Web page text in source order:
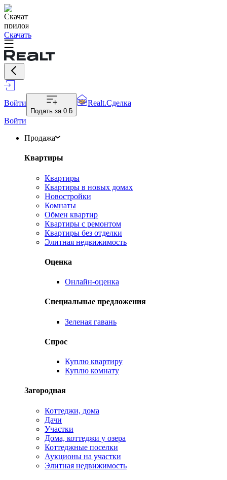
Скачать
Войти
Подать за 0 ƃ
Realt.Сделка
Войти
Продажа
Квартиры
Квартиры
Квартиры в новых домах
Новостройки
Комнаты
Обмен квартир
Квартиры с ремонтом
Квартиры без отделки
Элитная недвижимость
Оценка
Онлайн-оценка
Специальные предложения
Зеленая гавань
Спрос
Куплю квартиру
Куплю комнату
Загородная
Коттеджи, дома
Дачи
Участки
Дома, коттеджи у озера
Коттеджные поселки
Аукционы на участки
Элитная недвижимость